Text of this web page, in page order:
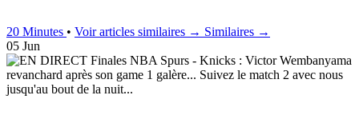
20 Minutes • Voir articles similaires → Similaires →
05 Jun